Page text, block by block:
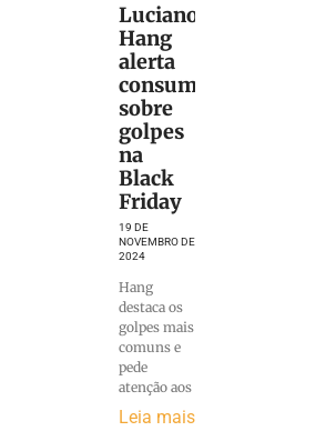
Luciano
Hang
alerta
consumidores
sobre
golpes
na
Black
Friday
19 DE
NOVEMBRO DE
2024
Hang
destaca os
golpes mais
comuns e
pede
atenção aos
Leia mais